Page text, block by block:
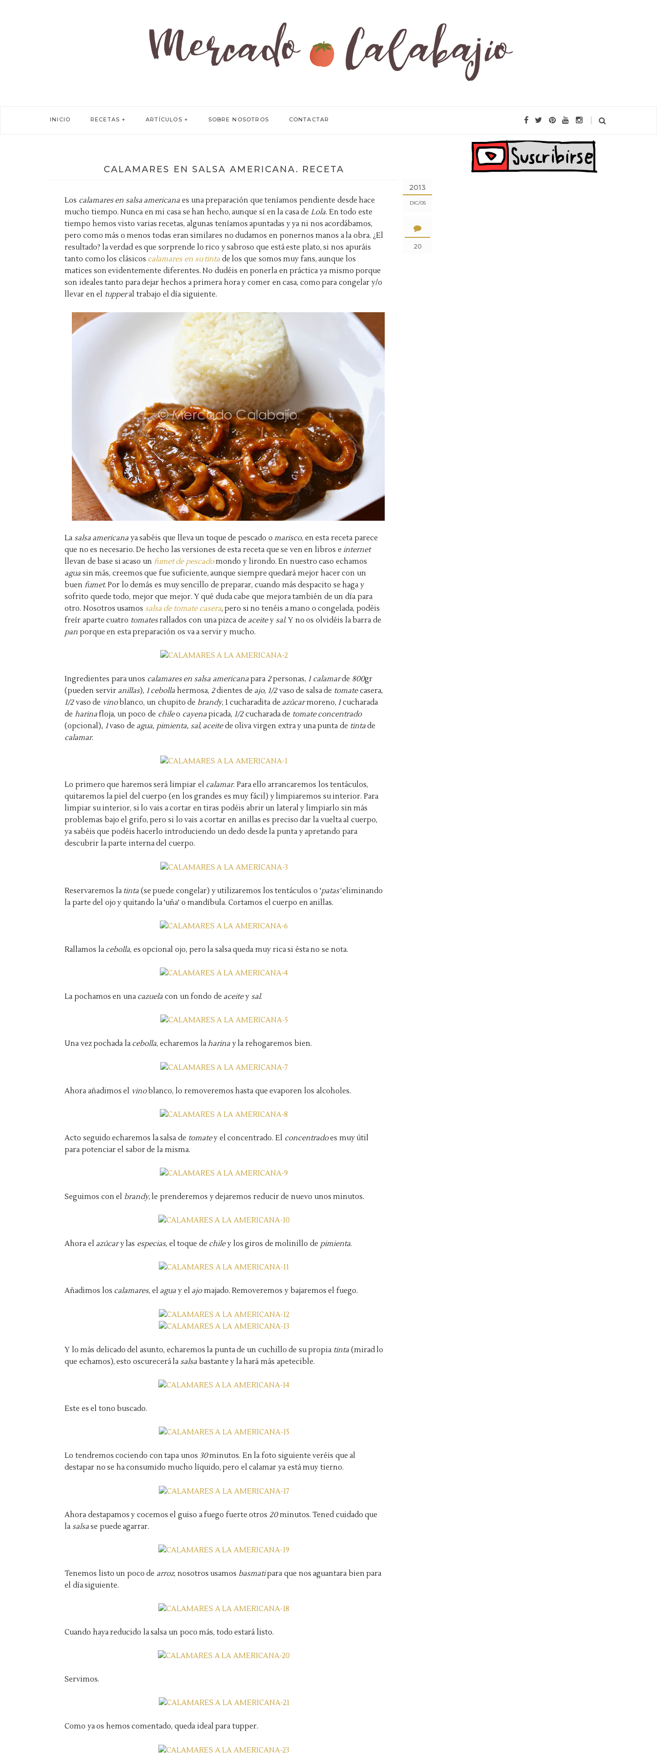
INICIO RECETAS ARTÍCULOS SOBRE NOSOTROS CONTACTAR
2013
DIC 05
20
CALAMARES EN SALSA AMERICANA. RECETA
Los calamares en salsa americana es una preparación que teníamos pendiente desde hace
mucho tiempo. Nunca en mi casa se han hecho, aunque sí en la casa deLola. En todo este
tiempo hemos visto varias recetas, algunas teníamos apuntadas y ya ni nos acordábamos,
pero como más o menos todas eran similares no dudamos en ponernos manos a la obra. ¿El
resultado? la verdad es que sorprende lo rico y sabroso que está este plato, si nos apuráis
tanto como los clásicos calamares en su tinta de los que somos muy fans, aunque los
matices son evidentemente diferentes. No dudéis en ponerla en práctica ya mismo porque
son ideales tanto para dejar hechos a primera hora y comer en casa, como para congelar y/o
llevar en el tupperal trabajo el día siguiente.
La salsa americana ya sabéis que lleva un toque de pescado omarisco, en esta receta parece
que no es necesario. De hecho las versiones de esta receta que se ven en libros einternet
llevan de base si acaso un fumet de pescadomondo y lirondo. En nuestro caso echamos
agua sin más, creemos que fue suficiente, aunque siempre quedará mejor hacer con un
buen fumet. Por lo demás es muy sencillo de preparar, cuando más despacito se haga y
sofrito quede todo, mejor que mejor. Y qué duda cabe que mejora también de un día para
otro. Nosotros usamos salsa de tomate casera, pero si no tenéis a mano o congelada, podéis
freír aparte cuatro tomatesrallados con una pizca de aceitey sal. Y no os olvidéis la barra de
pan porque en esta preparación os va a servir y mucho.
Ingredientes para unos calamares en salsa americanapara 2personas, 1 calamarde 800gr
(pueden servir anillas), 1 cebolla hermosa, 2dientes de ajo, 1/2vaso de salsa de tomatecasera,
1/2vaso de vinoblanco, un chupito de brandy, 1 cucharadita de azúcarmoreno, 1cucharada
de harinafloja, un poco de chileo cayenapicada, 1/2cucharada de tomate concentrado
(opcional), 1vaso de agua, pimienta, sal, aceitede oliva virgen extra y una punta de tintade
calamar.
Lo primero que haremos será limpiar el calamar. Para ello arrancaremos los tentáculos,
quitaremos la piel del cuerpo (en los grandes es muy fácil) y limpiaremos su interior. Para
limpiar su interior, si lo vais a cortar en tiras podéis abrir un lateral y limpiarlo sin más
problemas bajo el grifo, pero si lo vais a cortar en anillas es preciso dar la vuelta al cuerpo,
ya sabéis que podéis hacerlo introduciendo un dedo desde la punta y apretando para
descubrir la parte interna del cuerpo.
Reservaremos la tinta (se puede congelar) y utilizaremos los tentáculos o 'patas'eliminando
la parte del ojo y quitando la 'uña' o mandíbula. Cortamos el cuerpo en anillas.
Rallamos la cebolla, es opcional ojo, pero la salsa queda muy rica si ésta no se nota.
La pochamos en una cazuelacon un fondo de aceitey sal.
Una vez pochada la cebolla, echaremos laharina yla rehogaremos bien.
Ahora añadimos el vino blanco, lo removeremos hasta que evaporen los alcoholes.
Acto seguido echaremos la salsa de tomatey el concentrado. El concentradoes muy útil
para potenciar el sabor de la misma.
Seguimos con el brandy, le prenderemos y dejaremos reducir de nuevo unos minutos.
Ahora el azúcary las especias, el toque de chiley los giros de molinillo de pimienta.
Añadimos los calamares, el agua y el ajomajado. Removeremos y bajaremos el fuego.
Y lo más delicado del asunto, echaremos la punta de un cuchillo de su propia tinta (mirad lo
que echamos), esto oscurecerá la salsa bastante y la hará más apetecible.
Este es el tono buscado.
Lo tendremos cociendo con tapa unos 30minutos. En la foto siguiente veréis que al
destapar no se ha consumido mucho líquido, pero el calamar ya está muy tierno.
Ahora destapamos y cocemos el guiso a fuego fuerte otros 20minutos. Tened cuidado que
la salsase puede agarrar.
Tenemos listo un poco de arroz, nosotros usamos basmatipara que nos aguantara bien para
el día siguiente.
Cuando haya reducido la salsa un poco más, todo estará listo.
Servimos.
Como ya os hemos comentado, queda ideal para tupper.